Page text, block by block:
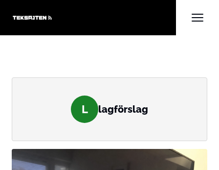
L lagförslag